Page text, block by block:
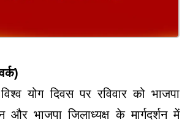
विश्व योग दिवस पर रविवार को भाजपा
भाजपा जिलाध्यक्ष के मार्गदर्शन में